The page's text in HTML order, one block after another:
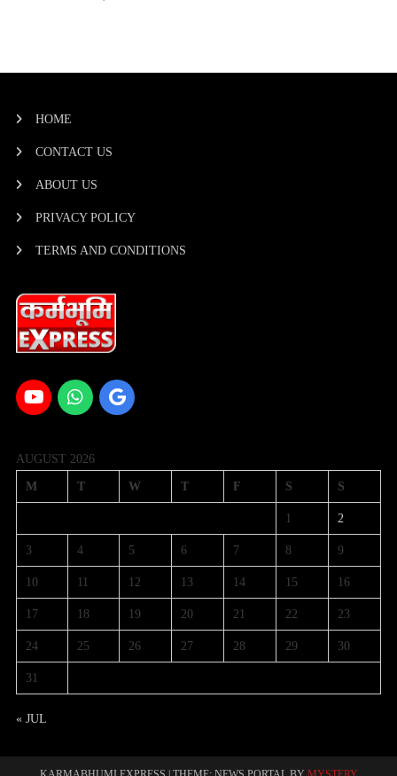
HOME
CONTACT US
ABOUT US
PRIVACY POLICY
TERMS AND CONDITIONS
AUGUST 2026
M T W T F S S
1 2
3 4 5 6 7 8 9
10 11 12 13 14 15 16
17 18 19 20 21 22 23
24 25 26 27 28 29 30
31
« JUL